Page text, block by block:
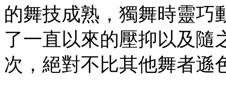
的舞技成熟，獨舞時靈巧
了一直以來的壓抑以及隨
次，絕對不比其他舞者遜